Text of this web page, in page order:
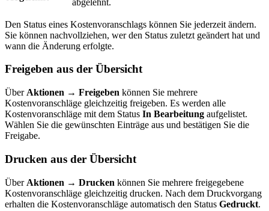
Den Status eines Kostenvoranschlags können Sie jederzeit ändern.
Sie können nachvollziehen, wer den Status zuletzt geändert hat und
wann die Änderung erfolgte.
Freigeben aus der Übersicht
Über Aktionen → Freigeben können Sie mehrere
Kostenvoranschläge gleichzeitig freigeben. Es werden alle
Kostenvoranschläge mit dem Status In Bearbeitung aufgelistet.
Wählen Sie die gewünschten Einträge aus und bestätigen Sie die
Freigabe.
Drucken aus der Übersicht
Über Aktionen → Drucken können Sie mehrere freigegebene
Kostenvoranschläge gleichzeitig drucken. Nach dem Druckvorgang
erhalten die Kostenvoranschläge automatisch den Status Gedruckt.